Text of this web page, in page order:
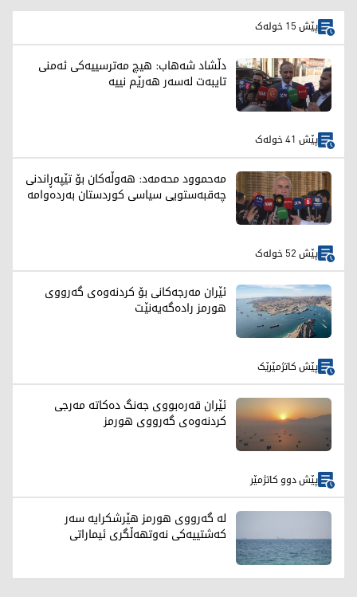
پێش 15 خولەک
دڵشاد شەهاب: هیچ مەترسییەکی ئەمنی
تایبەت لەسەر هەرێم نییە
پێش 41 خولەک
مەحموود محەمەد: هەوڵەکان بۆ تێپەڕاندنی
چەقبەستویی سیاسی کوردستان بەردەوامە
پێش 52 خولەک
ئێران مەرجەکانی بۆ کردنەوەی گەرووی
هورمز رادەگەیەنێت
پێش کاتژمێرێک
ئێران قەرەبووی جەنگ دەکاتە مەرجی
کردنەوەی گەرووی هورمز
پێش دوو کاتژمێر
لە گەرووی هورمز هێرشکرایە سەر
کەشتییەکی نەوتهەڵگری ئیماراتی